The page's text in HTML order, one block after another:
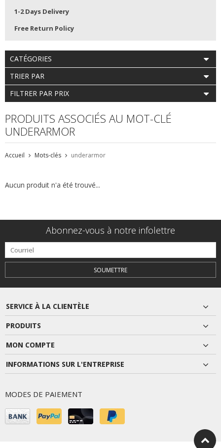
1-2 Days Delivery
Free Return Policy
CATÉGORIES
TRIER PAR
FILTRER PAR PRIX
PRODUITS ASSOCIÉS AU MOT-CLÉ
UNDERARMOR
Accueil Mots-clés underarmor
Aucun produit n'a été trouvé...
Abonnez-vous à notre infolettre
SOUMETTRE
SERVICE À LA CLIENTÈLE
PRODUITS
MON COMPTE
INFORMATIONS SUR L'ENTREPRISE
MODES DE PAIEMENT